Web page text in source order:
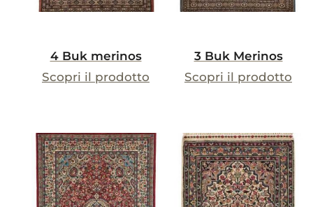
4 Buk merinos
Scopri il prodotto
3 Buk Merinos
Scopri il prodotto